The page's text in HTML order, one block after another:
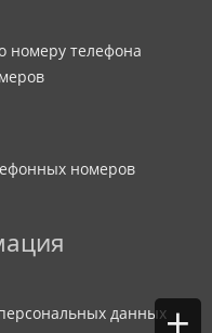
номеру телефона
номеров
данных